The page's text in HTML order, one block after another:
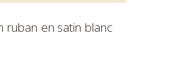
ruban en satin blanc